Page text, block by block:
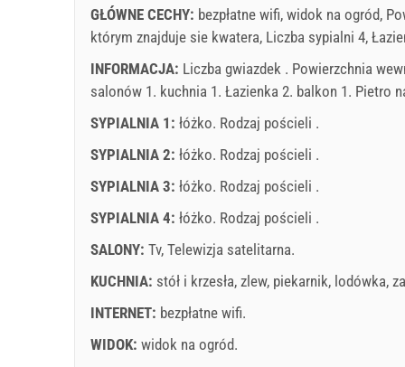
przyjazd
Każdego dnia
Cena wyświetlana jest dla określonej liczby osób
Oferty:
Obowiązkowe: Rejestracja gościa (01.07. - 31.08):
31.12.): 5 EUR (once - według _person)
24
25 26 27 28 29
30
31
28
listopad 2026
PN WT ŚR CZ PT SO N
2
3 4 5 6 7
8
9
10 11 12 13 14
16
17 18 19 20 21
22
23
26
21
GŁÓWNE CECHY: bezpłatne wifi, widok na ogród,
którym znajduje sie kwatera, Liczba sypialni 4,
INFORMACJA: Liczba gwiazdek . Powierzchnia
salonów 1. kuchnia 1. Łazienka 2. balkon 1. Pietro
SYPIALNIA 1: łóżko. Rodzaj pościeli .
SYPIALNIA 2: łóżko. Rodzaj pościeli .
SYPIALNIA 3: łóżko. Rodzaj pościeli .
SYPIALNIA 4: łóżko. Rodzaj pościeli .
SALONY: Tv, Telewizja satelitarna.
KUCHNIA: stół i krzesła, zlew, piekarnik, lodówka,
INTERNET: bezpłatne wifi.
WIDOK: widok na ogród.